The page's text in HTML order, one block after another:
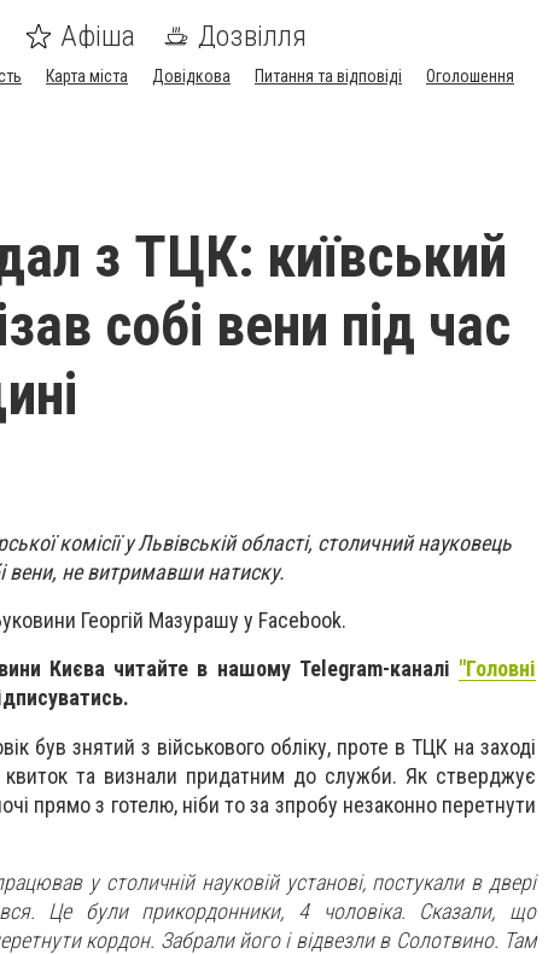
Афіша Дозвілля
Карта міста Довідкова Питання та відповіді
Оголошення
з ТЦК: київський
собі вени під час
комісії у Львівській області, столичний науковець
вени, не витримавши натиску.
Георгій Мазурашу у Facebook.
Києва читайте в нашому Telegram-каналі "Головні
був знятий з військового обліку, проте в ТЦК на заході
квиток та визнали придатним до служби. Як стверджує
прямо з готелю, ніби то за зпробу незаконно перетнути
у столичній науковій установі, постукали в двері
Це були прикордонники, 4 чоловіка. Сказали, що
кордон. Забрали його і відвезли в Солотвино. Там